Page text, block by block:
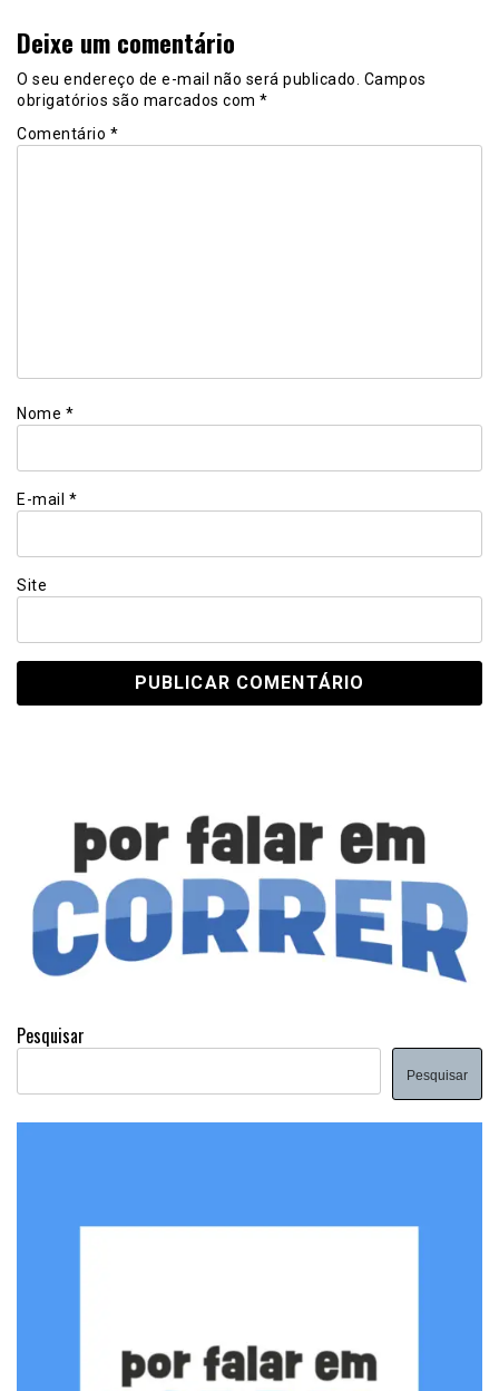
Deixe um comentário
O seu endereço de e-mail não será publicado. Campos
obrigatórios são marcados com *
Comentário *
Nome *
E-mail *
Site
Pesquisar
Pesquisar